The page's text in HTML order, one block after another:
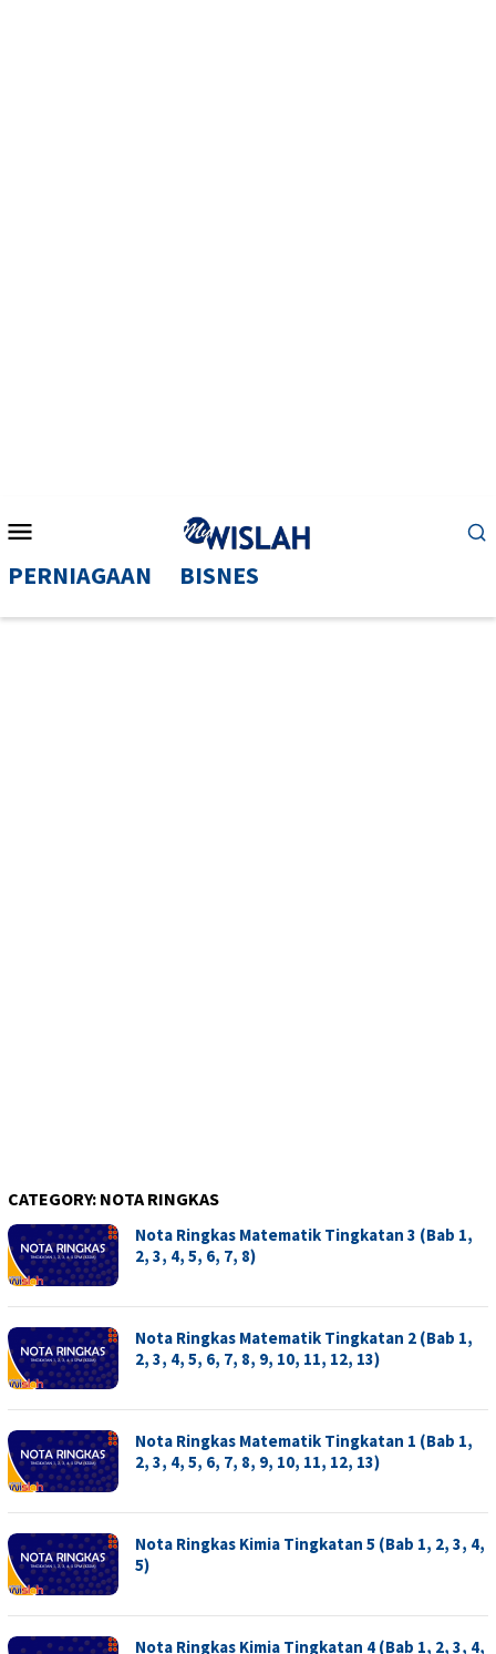
Menu
PERNIAGAAN BISNES
CATEGORY: NOTA RINGKAS
Nota Ringkas Matematik Tingkatan 3 (Bab 1,
2, 3, 4, 5, 6, 7, 8)
Nota Ringkas Matematik Tingkatan 2 (Bab 1,
2, 3, 4, 5, 6, 7, 8, 9, 10, 11, 12, 13)
Nota Ringkas Matematik Tingkatan 1 (Bab 1,
2, 3, 4, 5, 6, 7, 8, 9, 10, 11, 12, 13)
Nota Ringkas Kimia Tingkatan 5 (Bab 1, 2, 3, 4,
5)
Nota Ringkas Kimia Tingkatan 4 (Bab 1, 2, 3, 4,